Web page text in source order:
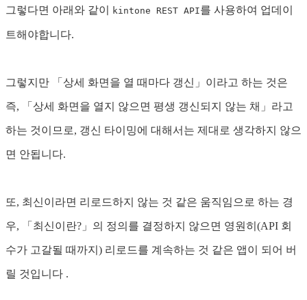
그렇다면 아래와 같이 kintone REST API를 사용하여 업데이
트해야합니다.
그렇지만 「상세 화면을 열 때마다 갱신」이라고 하는 것은
즉, 「상세 화면을 열지 않으면 평생 갱신되지 않는 채」라고
하는 것이므로, 갱신 타이밍에 대해서는 제대로 생각하지 않으
면 안됩니다.
또, 최신이라면 리로드하지 않는 것 같은 움직임으로 하는 경
우, 「최신이란?」의 정의를 결정하지 않으면 영원히(API 회
수가 고갈될 때까지) 리로드를 계속하는 것 같은 앱이 되어 버
릴 것입니다 .